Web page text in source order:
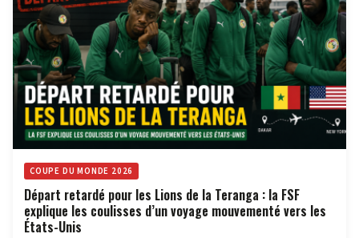
COUPE DU MONDE 2026
Départ retardé pour les Lions de la Teranga : la FSF
explique les coulisses d’un voyage mouvementé vers les
États-Unis